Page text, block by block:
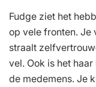
Fudge ziet het
op vele fronten. Je
straalt
vel. Ook is het
de medemens. Je